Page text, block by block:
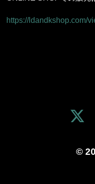
https://ldandkshop.com/
©